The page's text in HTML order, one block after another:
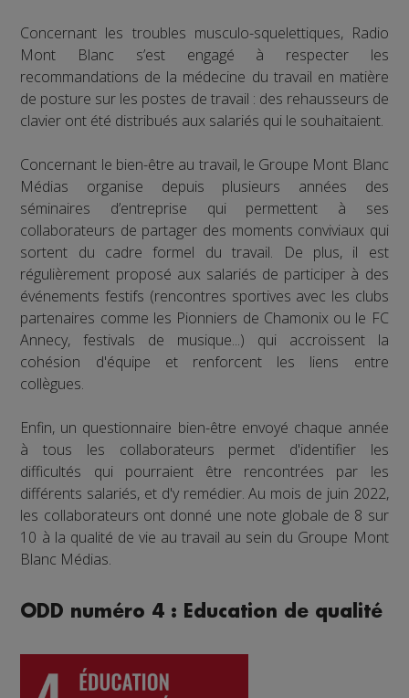
Concernant les troubles musculo-squelettiques, Radio
Mont Blanc s’est engagé à respecter les
recommandations de la médecine du travail en matière
de posture sur les postes de travail : des rehausseurs de
clavier ont été distribués aux salariés qui le souhaitaient.
Concernant le bien-être au travail, le Groupe Mont Blanc
Médias organise depuis plusieurs années des
séminaires d’entreprise qui permettent à ses
collaborateurs de partager des moments conviviaux qui
sortent du cadre formel du travail. De plus, il est
régulièrement proposé aux salariés de participer à des
événements festifs (rencontres sportives avec les clubs
partenaires comme les Pionniers de Chamonix ou le FC
Annecy, festivals de musique...) qui accroissent la
cohésion d'équipe et renforcent les liens entre
collègues.
Enfin, un questionnaire bien-être envoyé chaque année
à tous les collaborateurs permet d'identifier les
difficultés qui pourraient être rencontrées par les
différents salariés, et d'y remédier. Au mois de juin 2022,
les collaborateurs ont donné une note globale de 8 sur
10 à la qualité de vie au travail au sein du Groupe Mont
Blanc Médias.
ODD numéro 4 : Education de qualité